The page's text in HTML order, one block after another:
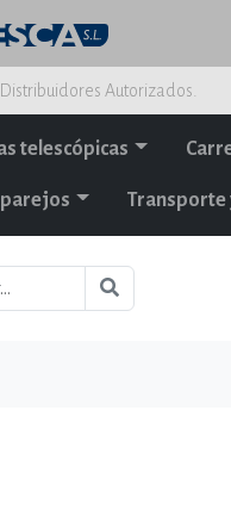
Autorizados.
telescópicas
Transporte